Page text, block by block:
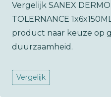
Vergelijk SANEX
TOLERNANCE
product naar keuze op
duurzaamheid.
Vergelijk